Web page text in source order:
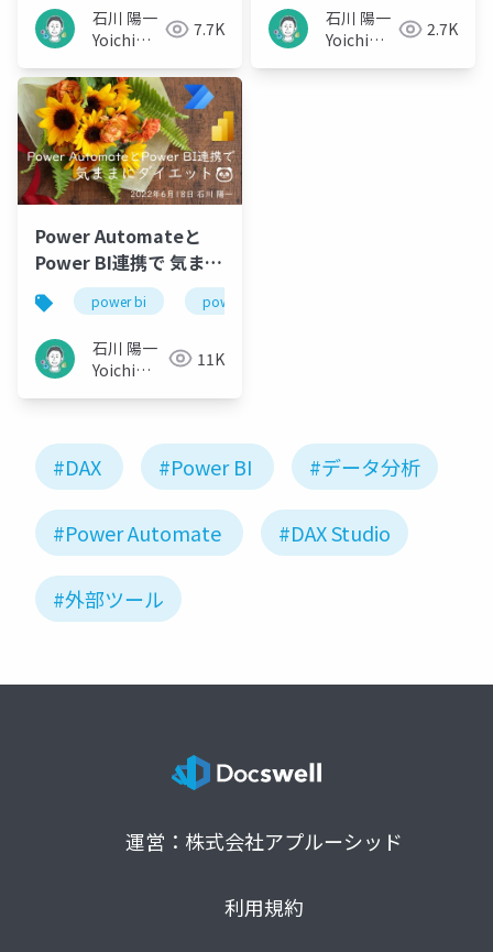
石川 陽一
Yoichi
7.7K
石川 陽一
Yoichi
2.7K
Power Automateと
Power BI連携で 気まま
にダイエット
power bi power platform
石川 陽一
Yoichi
11K
#DAX #Power BI #データ分析
#Power Automate #DAX Studio
#外部ツール
運営：株式会社アプルーシッド
利用規約